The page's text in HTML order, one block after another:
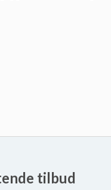
tilbud